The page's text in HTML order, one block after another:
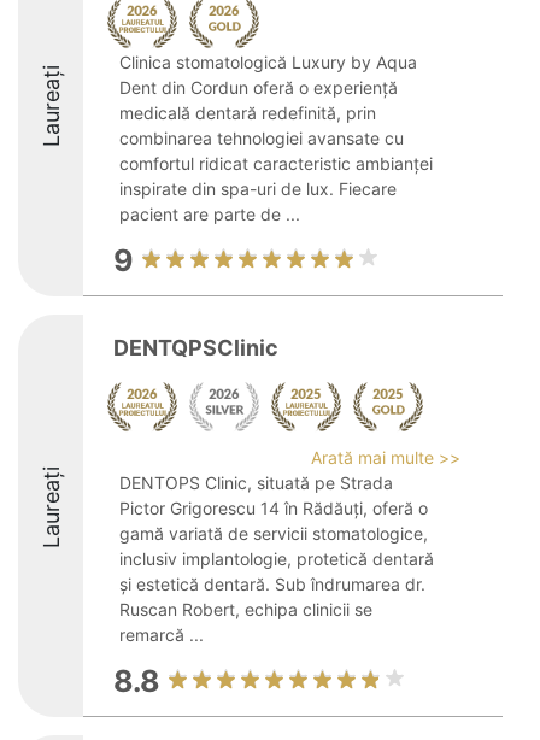
Laureați
Clinica stomatologică Luxury by Aqua
Dent din Cordun oferă o experiență
medicală dentară redefinită, prin
combinarea tehnologiei avansate cu
comfortul ridicat caracteristic ambianței
inspirate din spa-uri de lux. Fiecare
pacient are parte de ...
9
Laureați
DENTQPSClinic
Arată mai multe >>
DENTOPS Clinic, situată pe Strada
Pictor Grigorescu 14 în Rădăuți, oferă o
gamă variată de servicii stomatologice,
inclusiv implantologie, protetică dentară
și estetică dentară. Sub îndrumarea dr.
Ruscan Robert, echipa clinicii se
remarcă ...
8.8